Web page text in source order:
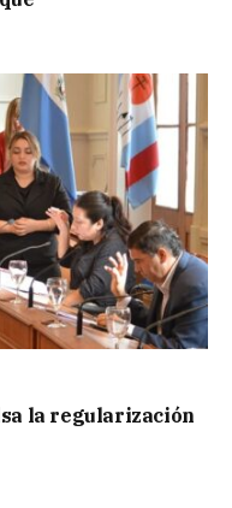
la regularización